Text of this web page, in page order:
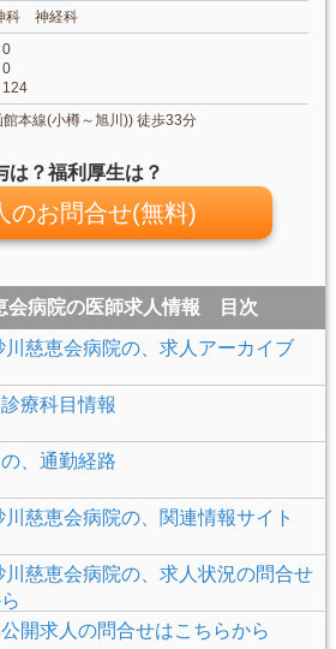
科 神経科
0
0
124
本線(小樽～旭川)) 徒歩33分
は？福利厚生は？
のお問合せ(無料)
会病院の医師求人情報 目次
川慈恵会病院の、求人アーカイブ
療科目情報
、通勤経路
川慈恵会病院の、関連情報サイト
川慈恵会病院の、求人状況の問合せ
開求人の問合せはこちらから